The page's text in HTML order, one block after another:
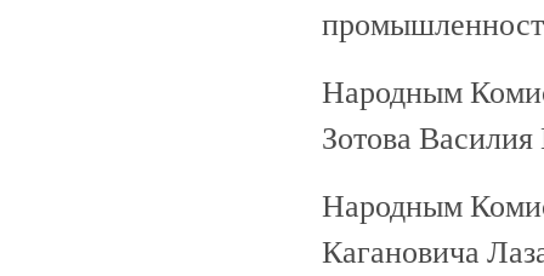
Народным
Зотова
Народным
Кагановича